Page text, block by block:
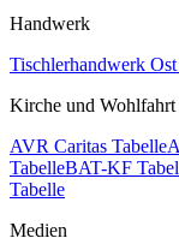
Handwerk
Tischlerhandwerk
Kirche und Wohlfahrt
AVR Caritas Tabelle
TabelleBAT-KF
Tabelle
Medien